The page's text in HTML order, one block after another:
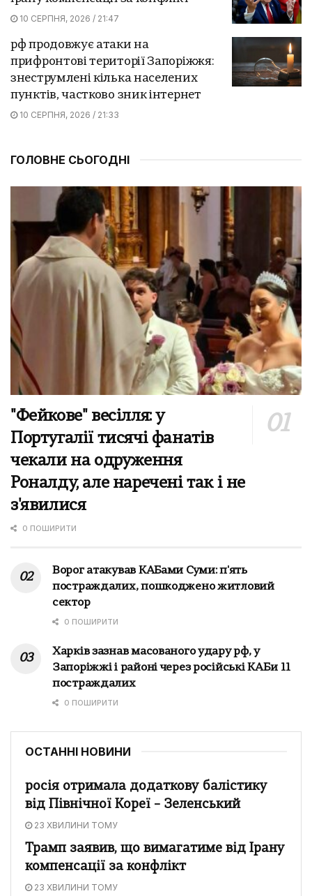
10 СЕРПНЯ, 2026 / 21:47
рф продовжує атаки на
прифронтові території Запоріжжя:
знеструмлені кілька населених
пунктів, частково зник інтернет
10 СЕРПНЯ, 2026 / 21:33
ГОЛОВНЕ СЬОГОДНІ
"Фейкове" весілля: у
Португалії тисячі фанатів
чекали на одруження
Роналду, але наречені так і не
з'явилися
0 ПОШИРИТИ
Ворог атакував КАБами Суми: п'ять
постраждалих, пошкоджено житловий
сектор
0 ПОШИРИТИ
Харків зазнав масованого удару рф, у
Запоріжжі і районі через російські КАБи 11
постраждалих
0 ПОШИРИТИ
ОСТАННІ НОВИНИ
росія отримала додаткову балістику
від Північної Кореї – Зеленський
23 ХВИЛИНИ ТОМУ
Трамп заявив, що вимагатиме від Ірану
компенсації за конфлікт
23 ХВИЛИНИ ТОМУ